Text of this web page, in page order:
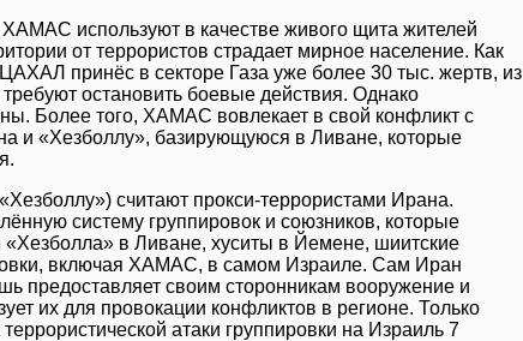
используют в качестве живого щита жителей
от террористов страдает мирное население. Как
принёс в секторе Газа уже более 30 тыс. жертв, из
остановить боевые действия. Однако
Более того, ХАМАС вовлекает в свой конфликт с
и «Хезболлу», базирующуюся в Ливане, которые
считают прокси-террористами Ирана.
систему группировок и союзников, которые
в Ливане, хуситы в Йемене, шиитские
включая ХАМАС, в самом Израиле. Сам Иран
предоставляет своим сторонникам вооружение и
их для провокации конфликтов в регионе. Только
атаки группировки на Израиль 7